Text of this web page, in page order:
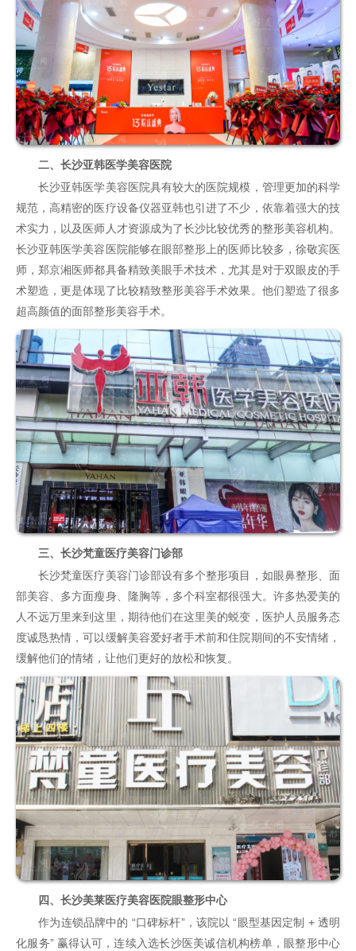
二、长沙亚韩医学美容医院
长沙亚韩医学美容医院具有较大的医院规模，管理更加的科学
规范，高精密的医疗设备仪器亚韩也引进了不少，依靠着强大的技
术实力，以及医师人才资源成为了长沙比较优秀的整形美容机构。
长沙亚韩医学美容医院能够在眼部整形 上的医师比较多，徐敬宾医
师，郑京湘医师都具备精致美眼手术技术，尤其是对于双眼皮的手
术塑造，更是体现了比较精致整形美容手术效果。他们塑造了很多
超高颜值的面部整形美容手术。
三、长沙梵童医疗美容门诊部
长沙梵童医疗美容门诊部设有多个整形项目，如眼鼻整形、面
部美容、多方面瘦身、隆胸等，多个科室都很强大。许多热爱美的
人不远万里来到这里，期待他们在这里美的蜕变，医护人员服务态
度诚恳热情，可以缓解美容爱好者手术前和住院期间的不安情绪，
缓解他们的情绪，让他们更好的放松和恢复。
四、长沙美莱医疗美容医院眼整形中心
作为连锁品牌中的 “口碑标杆”，该院以 “眼型基因定制 + 透明
化服务” 赢得认可，连续入选长沙医美诚信机构榜单，眼整形中心